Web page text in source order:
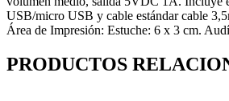
USB/micro USB y cable estándar cable
Área de Impresión: Estuche: 6 x 3 cm.
PRODUCTOS